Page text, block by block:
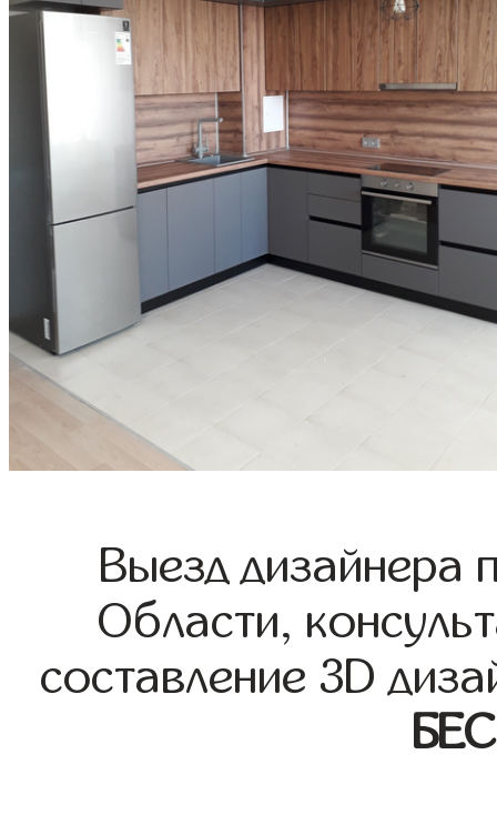
Выезд дизайнера
Области,
составление 3D